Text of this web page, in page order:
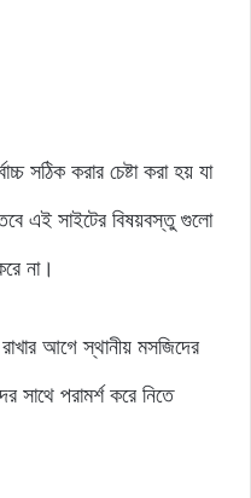
সঠিক করার চেষ্টা করা হয় যা
এই সাইটের বিষয়বস্তু গুলো
না।
আগে স্থানীয় মসজিদের
সাথে পরামর্শ করে নিতে